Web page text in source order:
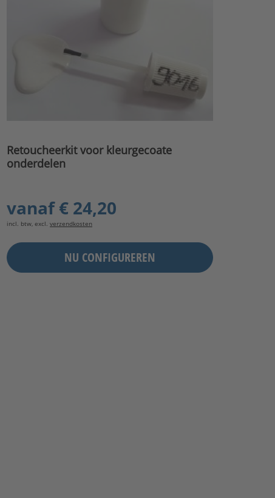
Retoucheerkit voor kleurgecoate
onderdelen
vanaf€ 24,20
incl. btw, excl. verzendkosten
NU CONFIGUREREN